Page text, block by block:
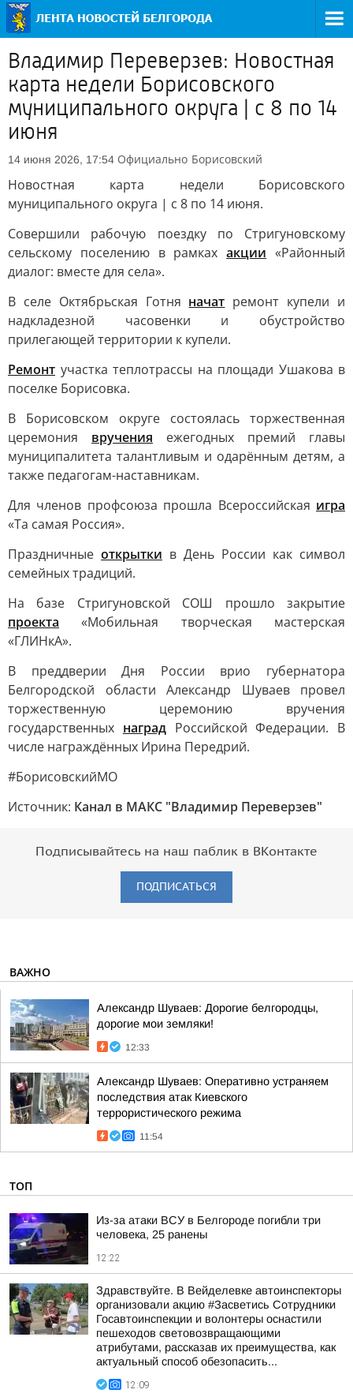
Владимир Переверзев: Новостная
карта недели Борисовского
муниципального округа | с 8 по 14
июня
14 июня 2026, 17:54 Официально Борисовский
Новостная карта недели Борисовского
муниципального округа | с 8 по 14 июня.
Совершили рабочую поездку по Стригуновскому
сельскому поселению в рамкахакции «Районный
диалог: вместе для села».
В селе Октябрьская Готня начат ремонт купели и
надкладезной часовенки и обустройство
прилегающей территории к купели.
Ремонт участка теплотрассы на площади Ушакова в
поселке Борисовка.
В Борисовском округе состоялась торжественная
церемония вручения ежегодных премий главы
муниципалитета талантливым и одарённым детям, а
также педагогам-наставникам.
Для членов профсоюза прошла Всероссийская игра
«Та самая Россия».
Праздничные открытки в День России как символ
семейных традиций.
На базе Стригуновской СОШ прошло закрытие
проекта «Мобильная творческая мастерская
«ГЛИНкА».
В преддверии Дня России врио губернатора
Белгородской области Александр Шуваев провел
торжественную церемонию вручения
государственных наградРоссийской Федерации. В
числе награждённых Ирина Передрий.
#БорисовскийМО
Источник: Канал в МАКС "Владимир Переверзев"
Подписывайтесь на наш паблик в ВКонтакте
ПОДПИСАТЬСЯ
ВАЖНО
Александр Шуваев: Дорогие белгородцы,
дорогие мои земляки!
12:33
Александр Шуваев: Оперативно устраняем
последствия атак Киевского
террористического режима
11:54
ТОП
Из-за атаки ВСУ в Белгороде погибли три
человека, 25 ранены
12:22
Здравствуйте. В Вейделевке автоинспекторы
организовали акцию #Засветись Сотрудники
Госавтоинспекции и волонтеры оснастили
пешеходов световозвращающими
атрибутами, рассказав их преимущества, как
актуальный способ обезопасить...
12:09